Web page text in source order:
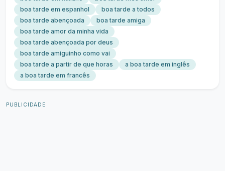
boa tarde em espanhol
boa tarde a todos
boa tarde abençoada
boa tarde amiga
boa tarde amor da minha vida
boa tarde abençoada por deus
boa tarde amiguinho como vai
boa tarde a partir de que horas
a boa tarde em inglês
a boa tarde em francês
PUBLICIDADE